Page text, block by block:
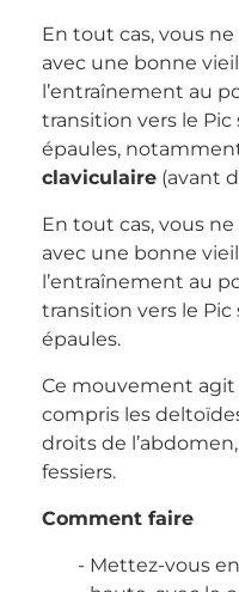
En tout cas, vous
avec une bonne
l’entraînement au
transition vers le
épaules,
claviculaire (avant
En tout cas, vous
avec une bonne
l’entraînement au
transition vers le
épaules.
Ce mouvement agit
compris les
droits de
fessiers.
Comment faire
Mettez-vous